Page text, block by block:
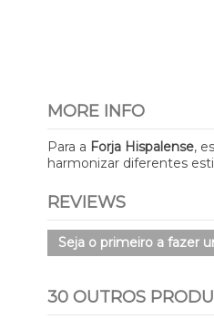
MORE INFO
Para a Forja Hispalense,
harmonizar diferentes
REVIEWS
Seja o primeiro a fazer
30 OUTROS